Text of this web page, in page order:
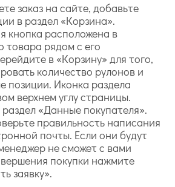
заказ на сайте, добавьте
в раздел «Корзина».
кнопка расположена в
товара рядом с его
в «Корзину» для того,
количество рулонов и
позиции. Иконка раздела
верхнем углу страницы.
«Данные покупателя».
правильность написания
почты. Если они будут
не сможет с вами
покупки нажмите
заявку».